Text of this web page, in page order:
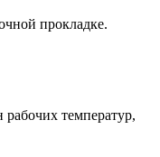
прокладке.
рабочих температур,